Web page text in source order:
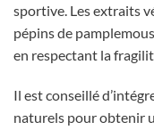
sportive. Les extraits
pépins de
en respectant la
Il est conseillé
naturels pour obtenir